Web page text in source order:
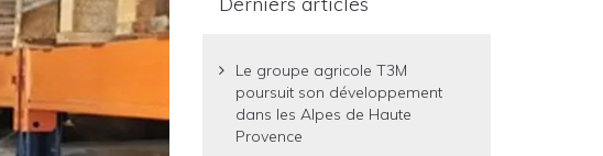
Le groupe agricole T3M
poursuit son développement
dans les Alpes de Haute
Provence